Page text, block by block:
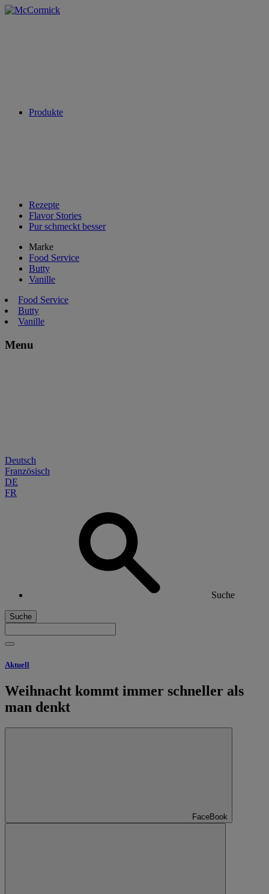
Produkte
Rezepte
Flavor Stories
Pur schmeckt besser
Marke
Food Service
Butty
Vanille
Food Service
Butty
Vanille
Menu
Deutsch
Französisch
DE
FR
Suche
Suche
Aktuell
Weihnacht kommt immer schneller als
man denkt
FaceBook